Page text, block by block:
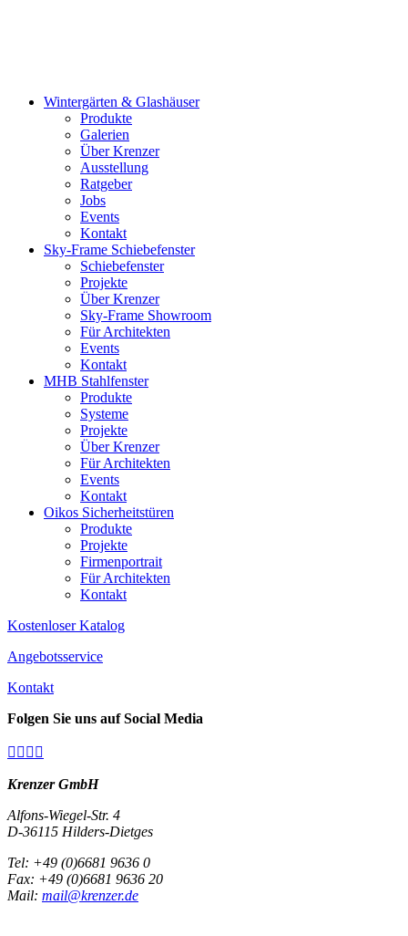
Wintergärten & Glashäuser
Produkte
Galerien
Über Krenzer
Ausstellung
Ratgeber
Jobs
Events
Kontakt
Sky-Frame Schiebefenster
Schiebefenster
Projekte
Über Krenzer
Sky-Frame Showroom
Für Architekten
Events
Kontakt
MHB Stahlfenster
Produkte
Systeme
Projekte
Über Krenzer
Für Architekten
Events
Kontakt
Oikos Sicherheitstüren
Produkte
Projekte
Firmenportrait
Für Architekten
Kontakt
Kostenloser Katalog
Angebotsservice
Kontakt
Folgen Sie uns auf Social Media
   
Krenzer GmbH
Alfons-Wiegel-Str. 4
D-36115 Hilders-Dietges
Tel: +49 (0)6681 9636 0
Fax: +49 (0)6681 9636 20
Mail: mail@krenzer.de